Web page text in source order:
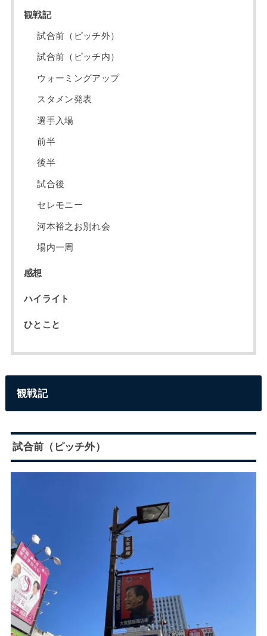
観戦記
試合前（ピッチ外）
試合前（ピッチ内）
ウォーミングアップ
スタメン発表
選手入場
前半
後半
試合後
セレモニー
河本裕之お別れ会
場内一周
感想
ハイライト
ひとこと
観戦記
試合前（ピッチ外）